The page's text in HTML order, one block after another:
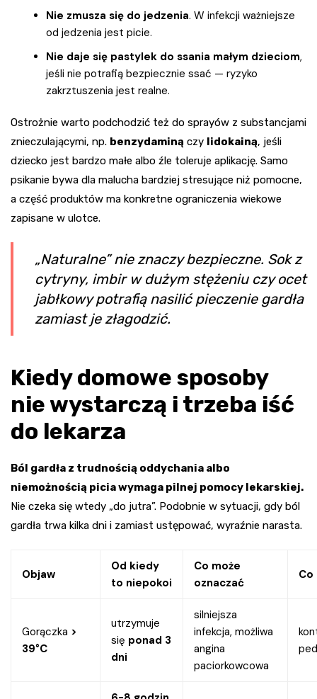
Nie zmusza się do jedzenia. W infekcji ważniejsze
od jedzenia jest picie.
Nie daje się pastylek do ssania małym dzieciom,
jeśli nie potrafią bezpiecznie ssać — ryzyko
zakrztuszenia jest realne.
Ostrożnie warto podchodzić też do sprayów z substancjami
znieczulającymi, np. benzydaminą czy lidokainą, jeśli
dziecko jest bardzo małe albo źle toleruje aplikację. Samo
psikanie bywa dla malucha bardziej stresujące niż pomocne,
a część produktów ma konkretne ograniczenia wiekowe
zapisane w ulotce.
„Naturalne” nie znaczy bezpieczne. Sok z
cytryny, imbir w dużym stężeniu czy ocet
jabłkowy potrafią nasilić pieczenie gardła
zamiast je złagodzić.
Kiedy domowe sposoby
nie wystarczą i trzeba iść
do lekarza
Ból gardła z trudnością oddychania albo
niemożnością picia wymaga pilnej pomocy lekarskiej.
Nie czeka się wtedy „do jutra”. Podobnie w sytuacji, gdy ból
gardła trwa kilka dni i zamiast ustępować, wyraźnie narasta.
Objaw
Od kiedy
to niepokoi
Co może
oznaczać
Gorączka >
39°C
utrzymuje
się ponad 3
dni
silniejsza
infekcja, możliwa
angina
paciorkowcowa